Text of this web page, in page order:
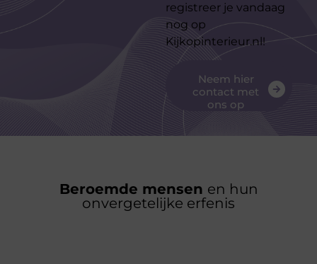
registreer je vandaag
nog op
Kijkopinterieur.nl!
Neem hier
contact met
ons op
Beroemde mensen en hun
onvergetelijke erfenis